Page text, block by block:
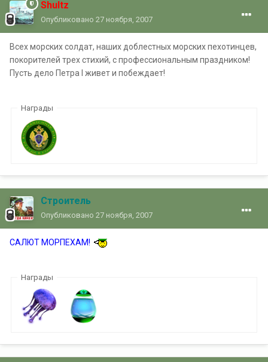
Shultz
Опубликовано 27 ноября, 2007
Всех морских солдат, наших доблестных морских пехотинцев,
покорителей трех стихий, с профессиональным праздником!
Пусть дело Петра I живет и побеждает!
Награды
Строитель
Опубликовано 27 ноября, 2007
САЛЮТ МОРПЕХАМ!
Награды